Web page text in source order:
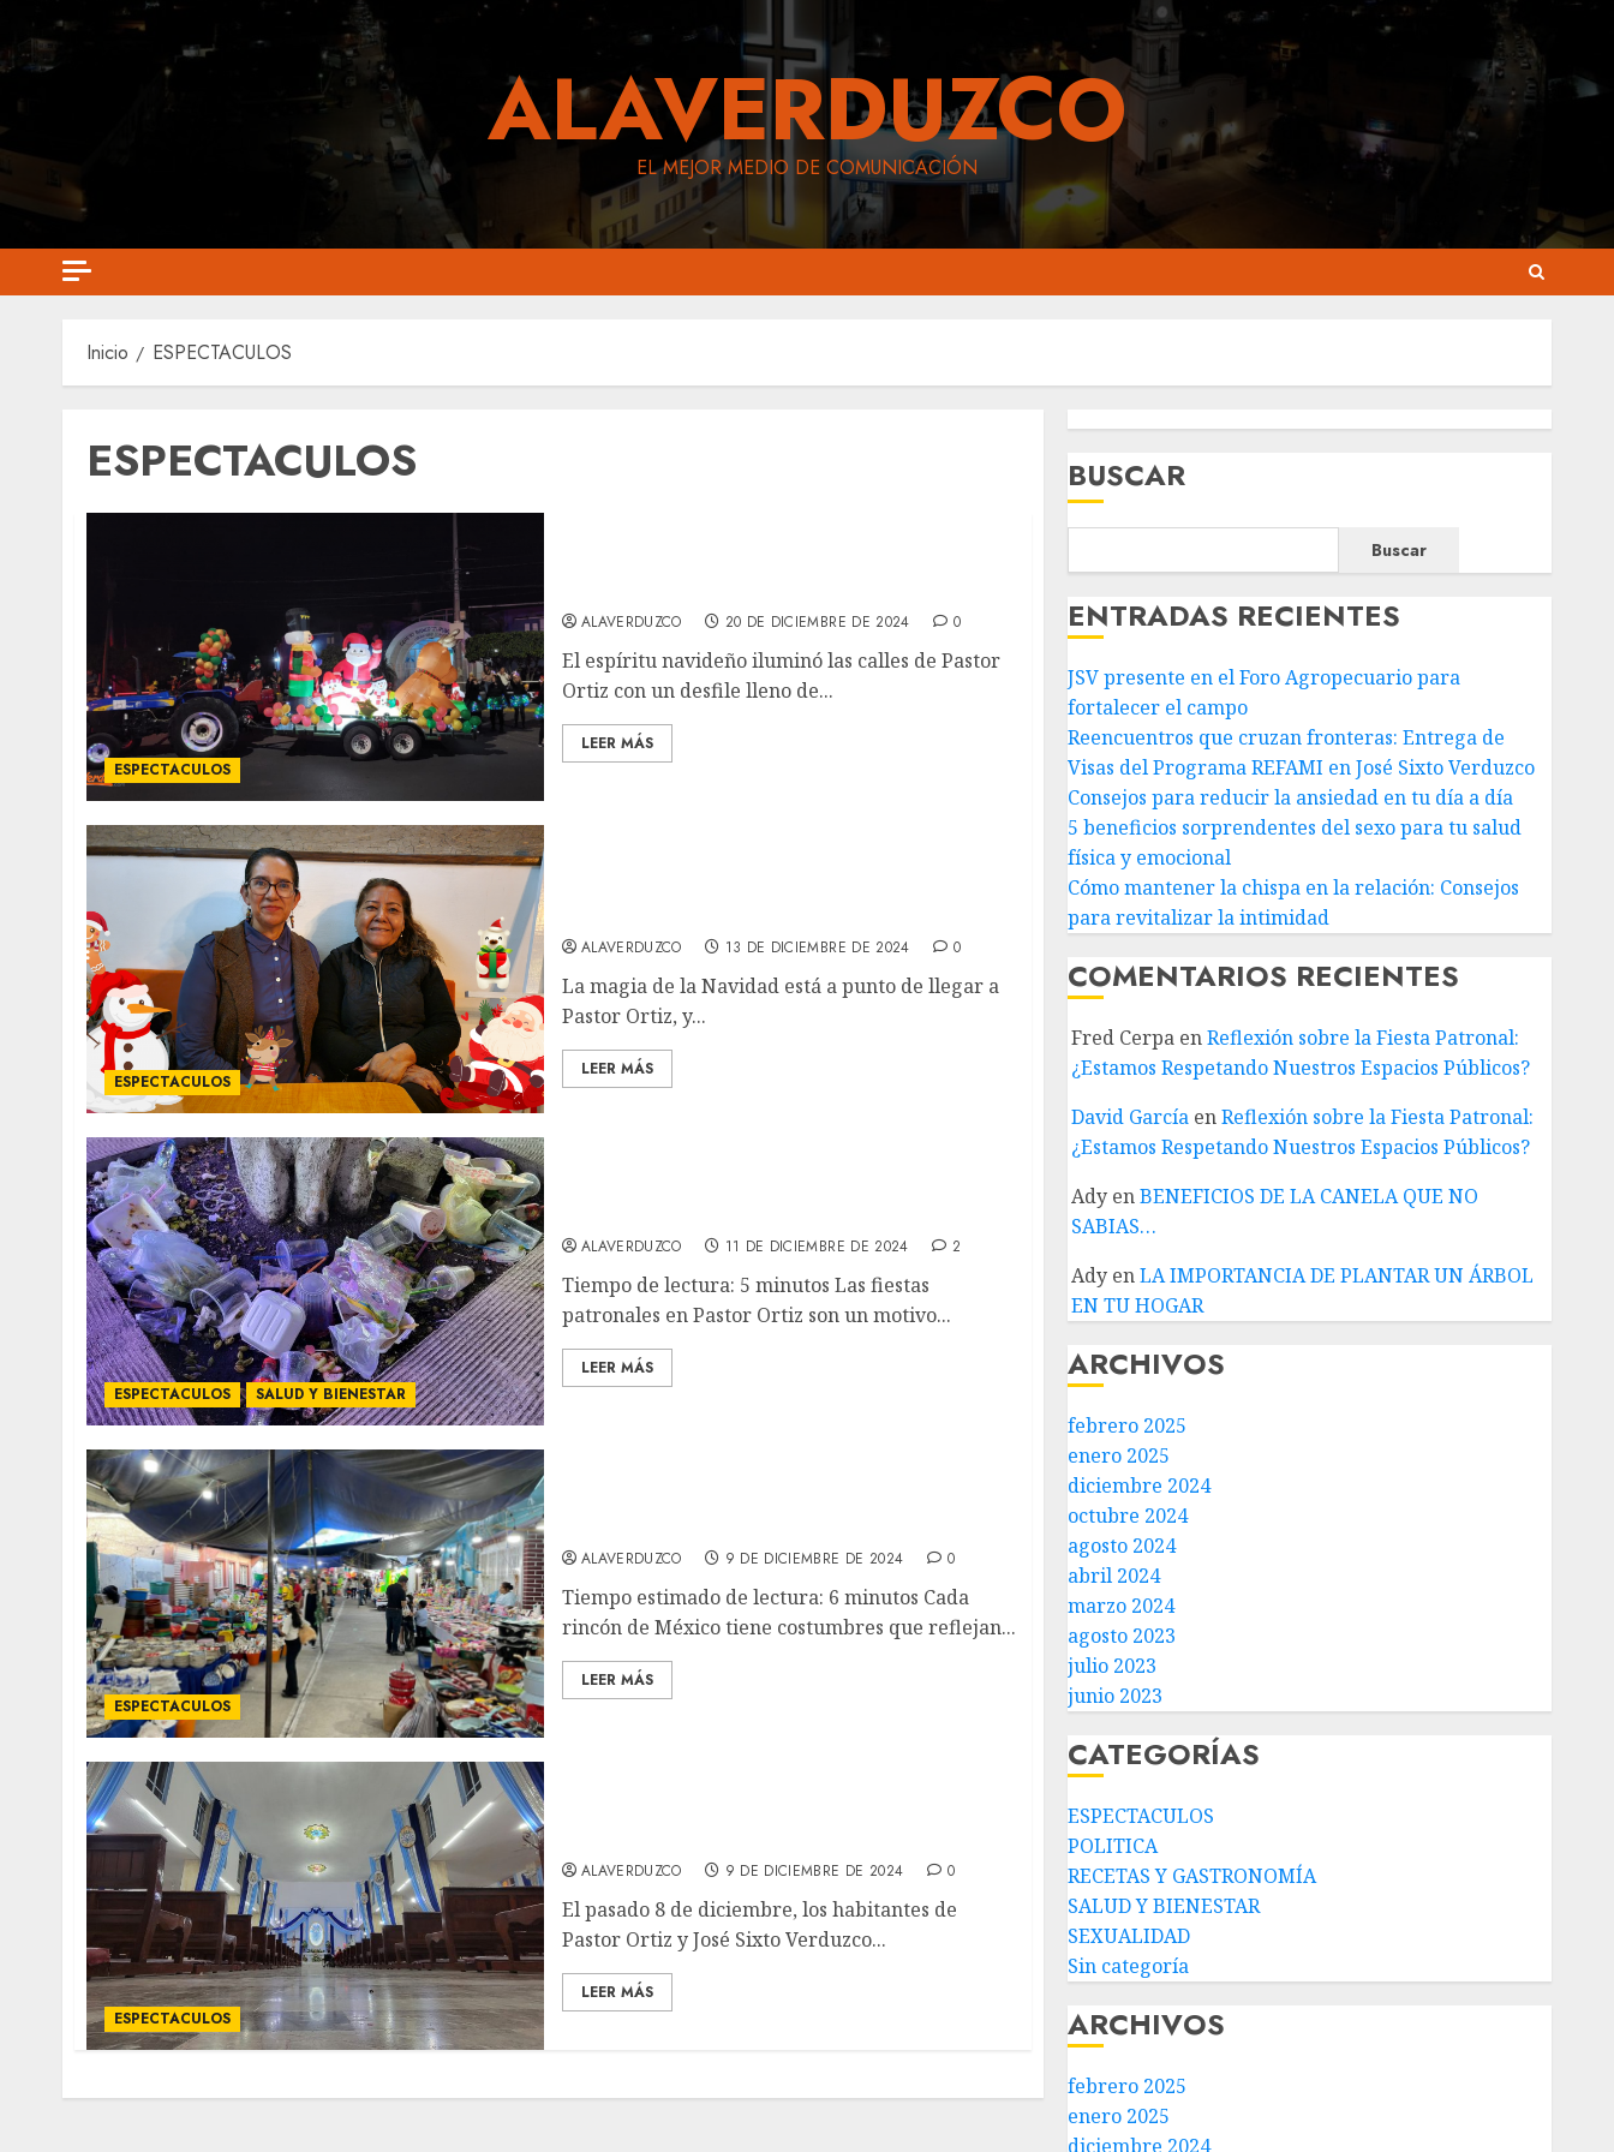
al
contenido
ALAVERDUZCO
EL MEJOR MEDIO DE COMUNICACIÓN
Inicio ESPECTACULOS
ESPECTACULOS
ESPECTACULOS
ALAVERDUZCO 20 DE DICIEMBRE DE 2024 0
El espíritu navideño iluminó las calles de Pastor
Ortiz con un desfile lleno de...
LEER MÁS
ESPECTACULOS
ALAVERDUZCO 13 DE DICIEMBRE DE 2024 0
La magia de la Navidad está a punto de llegar a
Pastor Ortiz, y...
LEER MÁS
ESPECTACULOS SALUD Y BIENESTAR
ALAVERDUZCO 11 DE DICIEMBRE DE 2024 2
Tiempo de lectura: 5 minutos Las fiestas
patronales en Pastor Ortiz son un motivo...
LEER MÁS
ESPECTACULOS
ALAVERDUZCO 9 DE DICIEMBRE DE 2024 0
Tiempo estimado de lectura: 6 minutos Cada
rincón de México tiene costumbres que reflejan...
LEER MÁS
ESPECTACULOS
ALAVERDUZCO 9 DE DICIEMBRE DE 2024 0
El pasado 8 de diciembre, los habitantes de
Pastor Ortiz y José Sixto Verduzco...
LEER MÁS
BUSCAR
Buscar
ENTRADAS RECIENTES
JSV presente en el Foro Agropecuario para
fortalecer el campo
Reencuentros que cruzan fronteras: Entrega de
Visas del Programa REFAMI en José Sixto Verduzco
Consejos para reducir la ansiedad en tu día a día
5 beneficios sorprendentes del sexo para tu salud
física y emocional
Cómo mantener la chispa en la relación: Consejos
para revitalizar la intimidad
COMENTARIOS RECIENTES
Fred CerpaenReflexión sobre la Fiesta Patronal:
¿Estamos Respetando Nuestros Espacios Públicos?
David GarcíaenReflexión sobre la Fiesta Patronal:
¿Estamos Respetando Nuestros Espacios Públicos?
AdyenBENEFICIOS DE LA CANELA QUE NO
SABIAS…
AdyenLA IMPORTANCIA DE PLANTAR UN ÁRBOL
EN TU HOGAR
ARCHIVOS
febrero 2025
enero 2025
diciembre 2024
octubre 2024
agosto 2024
abril 2024
marzo 2024
agosto 2023
julio 2023
junio 2023
CATEGORÍAS
ESPECTACULOS
POLITICA
RECETAS Y GASTRONOMÍA
SALUD Y BIENESTAR
SEXUALIDAD
Sin categoría
ARCHIVOS
febrero 2025
enero 2025
diciembre 2024